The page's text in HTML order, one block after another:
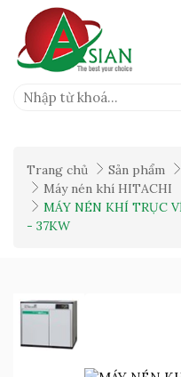
Trang chủ Sản phẩm
Máy nén khí HITACHI
MÁY NÉN KHÍ TRỤC
- 37KW